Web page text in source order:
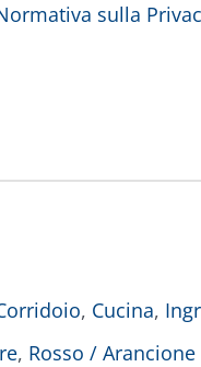
sulla
, Cucina,
, Rosso / Arancione